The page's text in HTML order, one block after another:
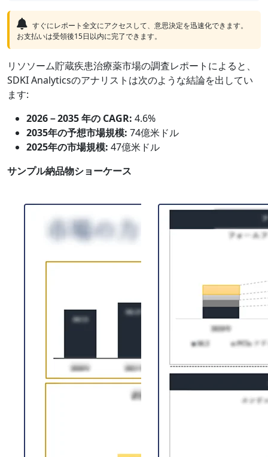
すぐにレポート全文にアクセスして、意思決定を迅速化できます。
お支払いは受領後15日以内に完了できます。
リソソーム貯蔵疾患治療薬市場の調査レポートによると、
SDKI Analyticsのアナリストは次のような結論を出してい
ます:
2026－2035 年の CAGR: 4.6%
2035年の予想市場規模: 74億米ドル
2025年の市場規模: 47億米ドル
サンプル納品物ショーケース